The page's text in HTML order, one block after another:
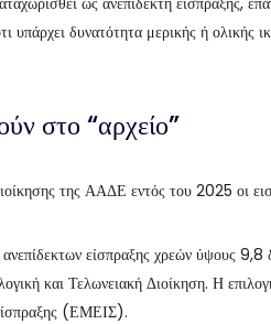
υπάρχει δυνατότητα μερικής ή ολικής
στο “αρχείο”
της ΑΑΔΕ εντός του 2025 οι
είσπραξης χρεών ύψους
και Τελωνειακή Διοίκηση. Η
(ΕΜΕΙΣ).